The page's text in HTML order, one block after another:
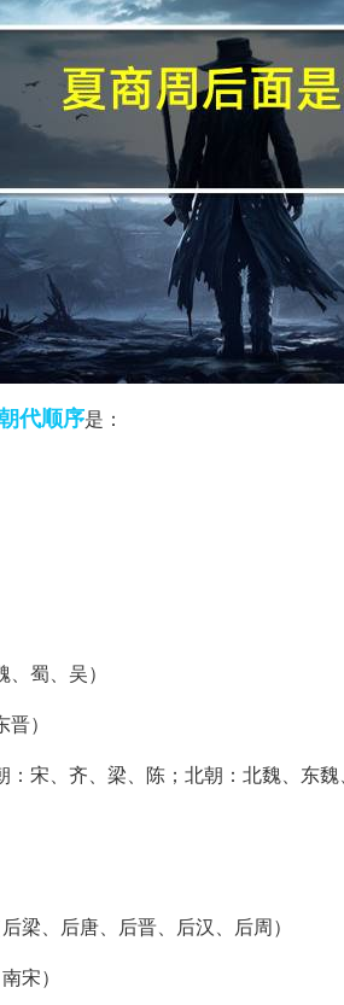
代顺序是：
蜀、吴）
）
：宋、齐、梁、陈；北朝：北魏、东魏
梁、后唐、后晋、后汉、后周）
宋）